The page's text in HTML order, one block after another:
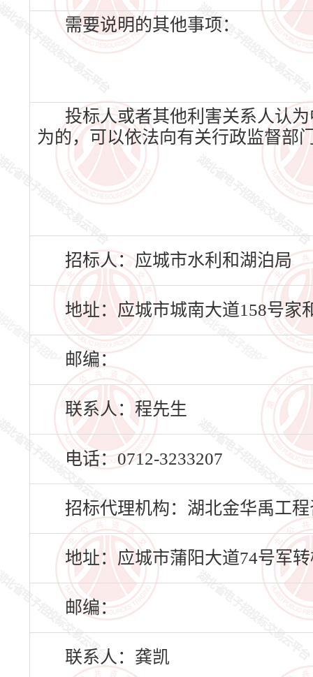
需要说明的其他事项：
投标人或者其他利害关系人认
为的，可以依法向有关行政监督部
招标人：应城市水利和湖泊局
地址：应城市城南大道158号家
邮编：
联系人：程先生
电话：0712-3233207
招标代理机构：湖北金华禹工
地址：应城市蒲阳大道74号军
邮编：
联系人：龚凯